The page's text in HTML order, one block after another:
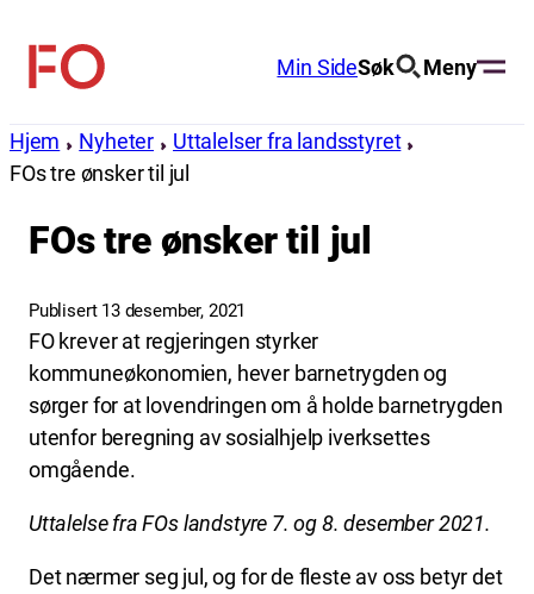
innhold
FO
Min SideSøk Meny
Hjem Nyheter
Uttalelser fra landsstyret
FOs tre ønsker til jul
FOs tre ønsker til jul
Publisert 13 desember, 2021
FO krever at regjeringen styrker
kommuneøkonomien, hever barnetrygden og
sørger for at lovendringen om å holde barnetrygden
utenfor beregning av sosialhjelp iverksettes
omgående.
Uttalelse fra FOs landstyre 7. og 8. desember 2021.
Det nærmer seg jul, og for de fleste av oss betyr det